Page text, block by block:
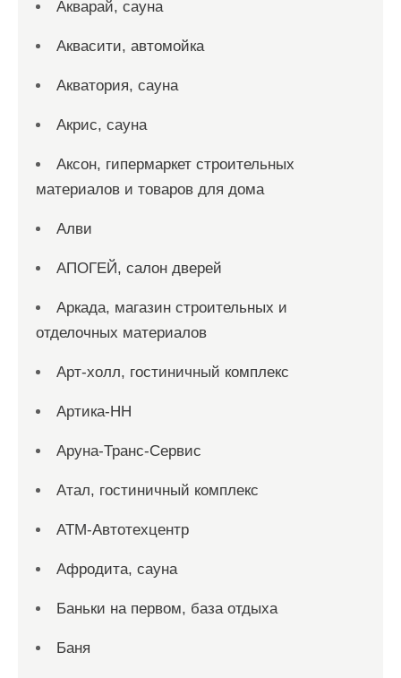
Акварай, сауна
Аквасити, автомойка
Акватория, сауна
Акрис, сауна
Аксон, гипермаркет строительных
материалов и товаров для дома
Алви
АПОГЕЙ, салон дверей
Аркада, магазин строительных и
отделочных материалов
Арт-холл, гостиничный комплекс
Артика-НН
Аруна-Транс-Сервис
Атал, гостиничный комплекс
АТМ-Автотехцентр
Афродита, сауна
Баньки на первом, база отдыха
Баня